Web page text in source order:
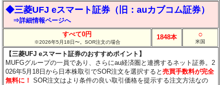
◆三菱UFJ eスマート証券（旧：auカブコム証券）
⇒詳細情報ページへ
すべて0円
※2026年5月18日〜。SOR注文の場合
1848本 ○
米国
【三菱UFJ eスマート証券のおすすめポイント】
MUFGグループの一員であり、さらにau経済圏と連携するネット証券。2
026年5月18日から日本株取引でSOR注文を選択すると売買手数料が完全
無料に！ SOR注文はより条件の良い取引価格を提示する注文方法なの